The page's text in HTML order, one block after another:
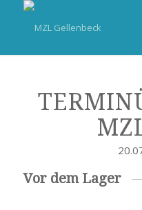
Vor dem Lager